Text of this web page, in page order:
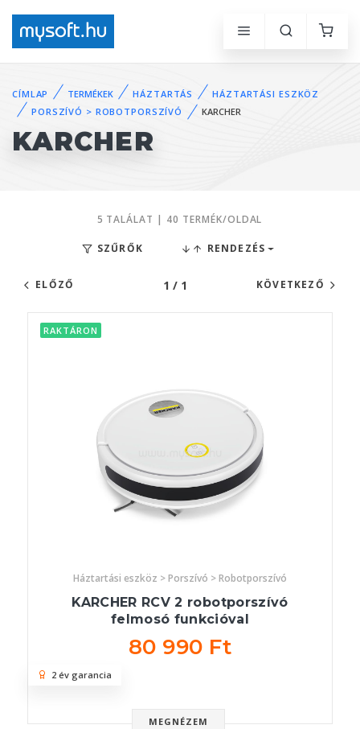
CÍMLAP TERMÉKEK HÁZTARTÁS
HÁZTARTÁSI ESZKÖZ
PORSZÍVÓ > ROBOTPORSZÍVÓ
KARCHER
KARCHER
5 TALÁLAT | 40 TERMÉK/OLDAL
SZŰRŐK RENDEZÉS
ELŐZŐ 1 / 1 KÖVETKEZŐ
RAKTÁRON
Háztartási eszköz > Porszívó > Robotporszívó
KARCHER RCV 2 robotporszívó
felmosó funkcióval
80 990 Ft
MEGNÉZEM
2 év garancia